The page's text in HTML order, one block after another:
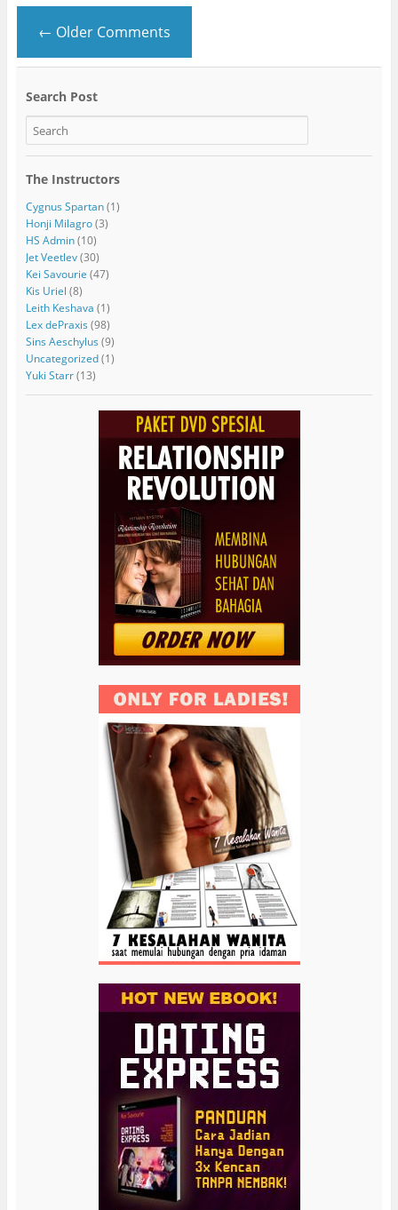
← Older Comments
Search Post
The Instructors
Cygnus Spartan(1)
Honji Milagro(3)
HS Admin(10)
Jet Veetlev(30)
Kei Savourie (47)
Kis Uriel (8)
Leith Keshava (1)
Lex dePraxis (98)
Sins Aeschylus (9)
Uncategorized(1)
Yuki Starr(13)